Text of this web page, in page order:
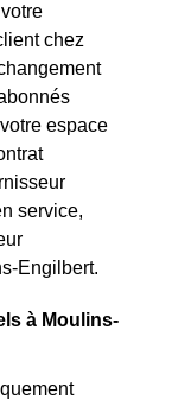
chez
espace
service,
Engilbert.
à Moulins-